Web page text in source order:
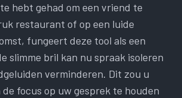
hebt gehad om een ​​vriend te
restaurant of op een luide
fungeert deze tool als een
slimme bril kan nu spraak isoleren
verminderen. Dit zou u
focus op uw gesprek te houden